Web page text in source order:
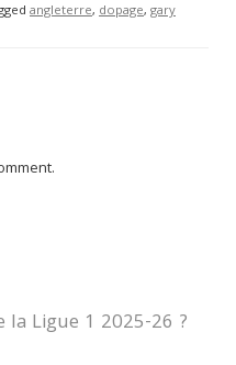
angleterre, dopage, gary
Ligue 1 2025-26 ?